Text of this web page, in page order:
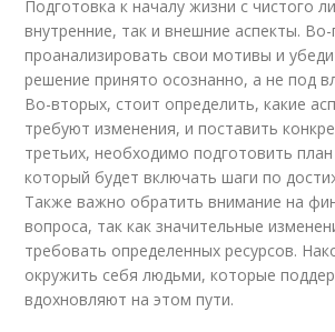
Подготовка к началу жизни с чистого
внутренние, так и внешние аспекты.
проанализировать свои мотивы и
решение принято осознанно, а не под
Во-вторых, стоит определить, какие
требуют изменения, и поставить
третьих, необходимо подготовить
который будет включать шаги по
Также важно обратить внимание на
вопроса, так как значительные
требовать определенных ресурсов.
окружить себя людьми, которые
вдохновляют на этом пути.